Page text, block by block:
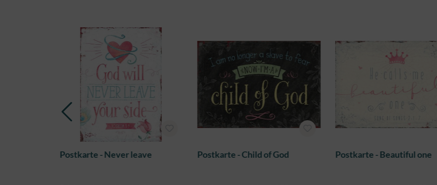
Postkarte - Never leave Postkarte - Child of God Postkarte - Beautiful one